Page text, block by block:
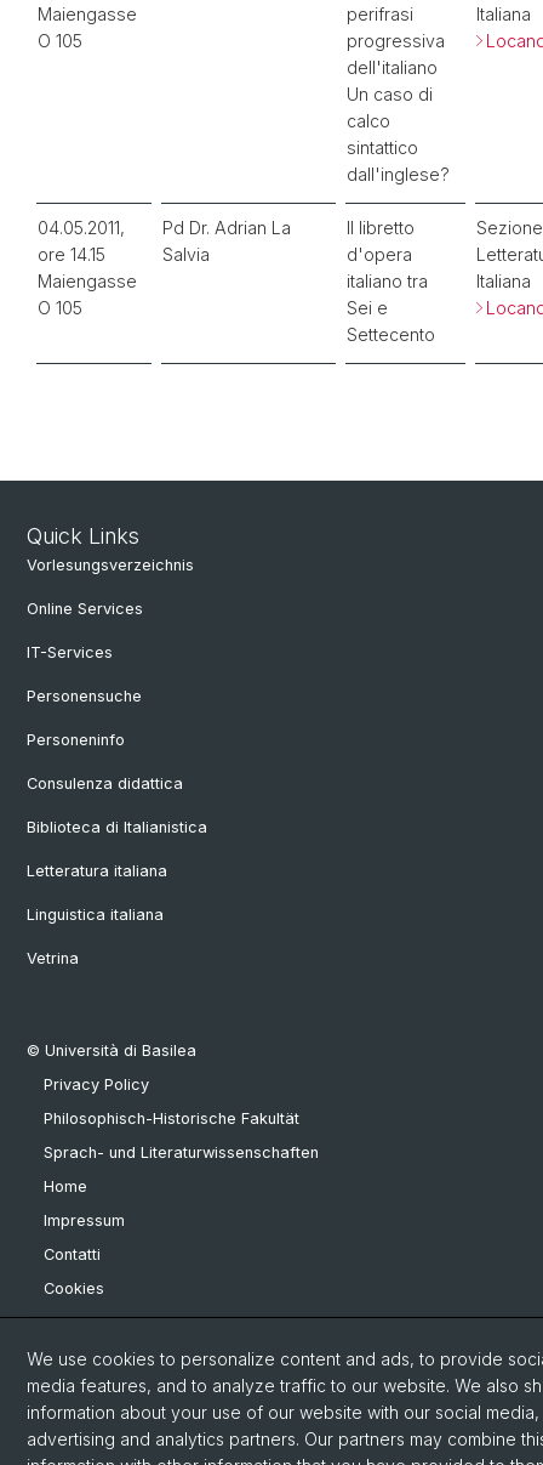
Maiengasse
O 105
perifrasi
progressiva
dell'italiano
Un caso di
calco
sintattico
dall'inglese?
Italiana
04.05.2011,
ore 14.15
Maiengasse
O 105
Pd Dr. Adrian La
Salvia
Il libretto
d'opera
italiano tra
Sei e
Settecento
Italiana
Quick Links
Vorlesungsverzeichnis
Online Services
IT-Services
Personensuche
Personeninfo
Consulenza didattica
Biblioteca di Italianistica
Letteratura italiana
Linguistica italiana
Vetrina
© Università di Basilea
Privacy Policy
Philosophisch-Historische Fakultät
Sprach- und Literaturwissenschaften
Home
Impressum
Contatti
Cookies
We use cookies to personalize content and ads, to provide
media features, and to analyze traffic to our website. We also
information about your use of our website with our social media,
advertising and analytics partners. Our partners may combine